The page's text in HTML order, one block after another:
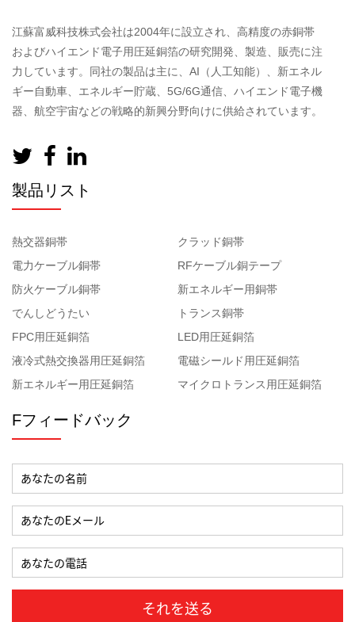
江蘇富威科技株式会社は2004年に設立され、高精度の赤銅帯
およびハイエンド電子用圧延銅箔の研究開発、製造、販売に注
力しています。同社の製品は主に、AI（人工知能）、新エネル
ギー自動車、エネルギー貯蔵、5G/6G通信、ハイエンド電子機
器、航空宇宙などの戦略的新興分野向けに供給されています。
製品リスト
熱交器銅帯
クラッド銅帯
電力ケーブル銅帯
RFケーブル銅テープ
防火ケーブル銅帯
新エネルギー用銅帯
でんしどうたい
トランス銅帯
FPC用圧延銅箔
LED用圧延銅箔
液冷式熱交換器用圧延銅箔
電磁シールド用圧延銅箔
新エネルギー用圧延銅箔
マイクロトランス用圧延銅箔
Fフィードバック